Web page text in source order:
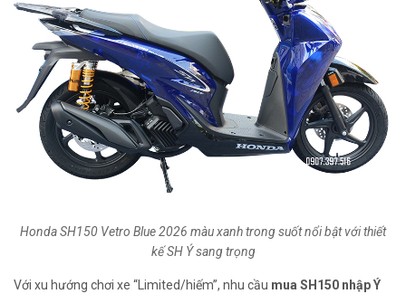
Honda SH150 Vetro Blue 2026 màu xanh trong suốt nổi bật với thiết
kế SH Ý sang trọng
Với xu hướng chơi xe “Limited/hiếm”, nhu cầu mua SH150 nhập Ý